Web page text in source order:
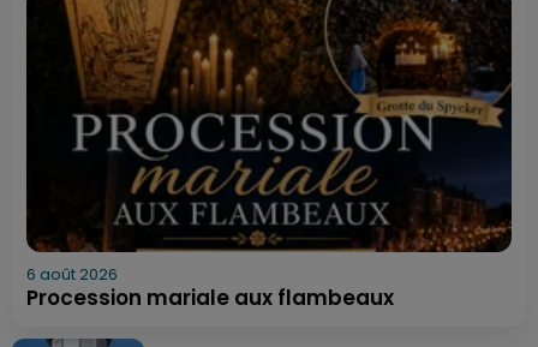
6 août 2026
Procession mariale aux flambeaux